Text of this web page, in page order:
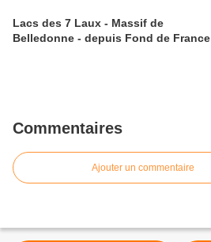
Lacs des 7 Laux - Massif de
Belledonne - depuis Fond de France
Commentaires
Ajouter un commentaire